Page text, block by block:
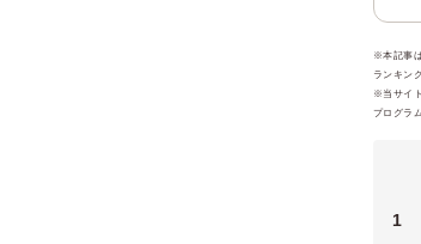
※本記事
ランキン
※当サイ
プログラ
1